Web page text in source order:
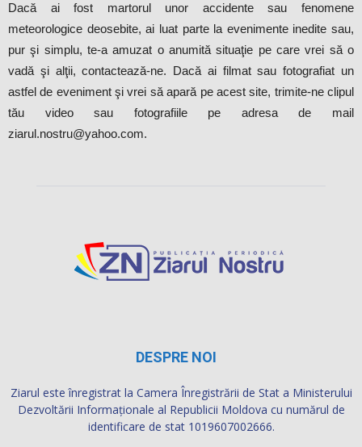
Dacă ai fost martorul unor accidente sau fenomene
meteorologice deosebite, ai luat parte la evenimente inedite sau,
pur şi simplu, te-a amuzat o anumită situaţie pe care vrei să o
vadă şi alţii, contactează-ne. Dacă ai filmat sau fotografiat un
astfel de eveniment şi vrei să apară pe acest site, trimite-ne clipul
tău video sau fotografiile pe adresa de mail
ziarul.nostru@yahoo.com.
DESPRE NOI
Ziarul este înregistrat la Camera Înregistrării de Stat a Ministerului
Dezvoltării Informaţionale al Republicii Moldova cu numărul de
identificare de stat 1019607002666.